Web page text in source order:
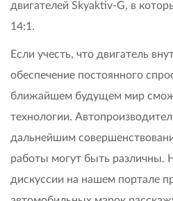
двигателей Skyaktiv-G, в
14:1.
Если учесть, что двигатель
обеспечение постоянного
ближайшем будущем мир
технологии.
дальнейшим
работы могут быть различны.
дискуссии на нашем портале